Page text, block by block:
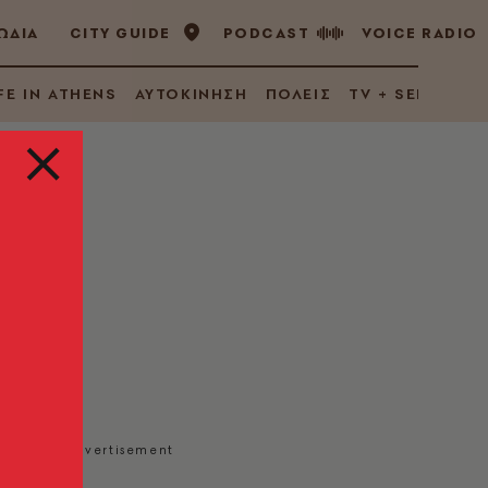
CITY GUIDE PODCAST VOICE RADIO
IN ATHENS ΑΥΤΟΚΙΝΗΣΗ ΠΟΛΕΙΣ TV + SERIES